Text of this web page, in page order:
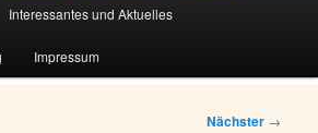
Interessantes und Aktuelles
Impressum
Nächster →